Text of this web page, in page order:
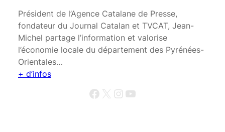
Président de l’Agence Catalane de Presse,
fondateur du Journal Catalan et TVCAT, Jean-
Michel partage l’information et valorise
l’économie locale du département des Pyrénées-
Orientales…
+ d’infos
Facebook X Instagram YouTube